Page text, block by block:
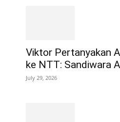
Viktor Pertanyakan
ke NTT: Sandiwara
July 29, 2026